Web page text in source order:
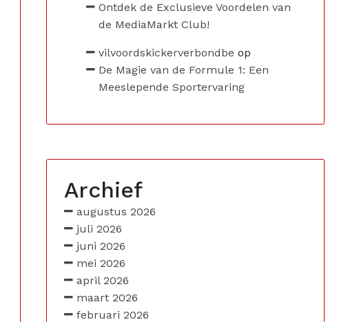
Ontdek de Exclusieve Voordelen van
de MediaMarkt Club!
vilvoordskickerverbondbe op
De Magie van de Formule 1: Een
Meeslepende Sportervaring
Archief
augustus 2026
juli 2026
juni 2026
mei 2026
april 2026
maart 2026
februari 2026